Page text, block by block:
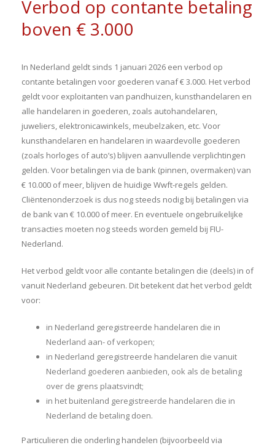
Verbod op contante betaling
boven € 3.000
In Nederland geldt sinds 1 januari 2026 een verbod op
contante betalingen voor goederen vanaf € 3.000. Het verbod
geldt voor exploitanten van pandhuizen, kunsthandelaren en
alle handelaren in goederen, zoals autohandelaren,
juweliers, elektronicawinkels, meubelzaken, etc. Voor
kunsthandelaren en handelaren in waardevolle goederen
(zoals horloges of auto’s) blijven aanvullende verplichtingen
gelden. Voor betalingen via de bank (pinnen, overmaken) van
€ 10.000 of meer, blijven de huidige Wwft-regels gelden.
Cliëntenonderzoek is dus nog steeds nodig bij betalingen via
de bank van € 10.000 of meer. En eventuele ongebruikelijke
transacties moeten nog steeds worden gemeld bij FIU-
Nederland.
Het verbod geldt voor alle contante betalingen die (deels) in of
vanuit Nederland gebeuren. Dit betekent dat het verbod geldt
voor:
in Nederland geregistreerde handelaren die in
Nederland aan- of verkopen;
in Nederland geregistreerde handelaren die vanuit
Nederland goederen aanbieden, ook als de betaling
over de grens plaatsvindt;
in het buitenland geregistreerde handelaren die in
Nederland de betaling doen.
Particulieren die onderling handelen (bijvoorbeeld via